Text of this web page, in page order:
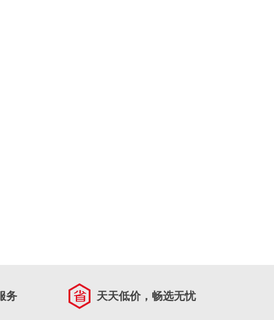
务 天天低价，畅选无忧